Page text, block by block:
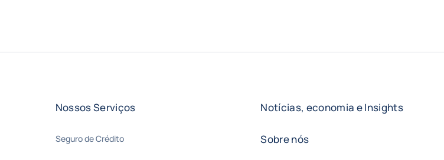
Nossos Serviços
Seguro de Crédito
Notícias, economia e Insights
Sobre nós